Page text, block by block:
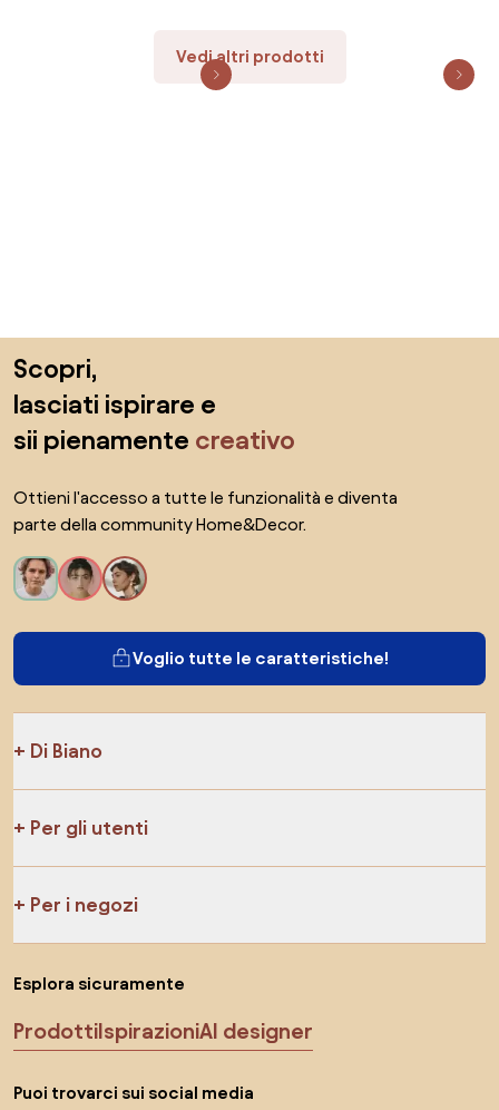
Vedi altri prodotti
Scopri,
lasciati ispirare e
sii pienamente creativo
Ottieni l'accesso a tutte le funzionalità e diventa
parte della community Home&Decor.
Voglio tutte le caratteristiche!
Di Biano
Per gli utenti
Per i negozi
Esplora sicuramente
ProdottiIspirazioniAI designer
Puoi trovarci sui social media